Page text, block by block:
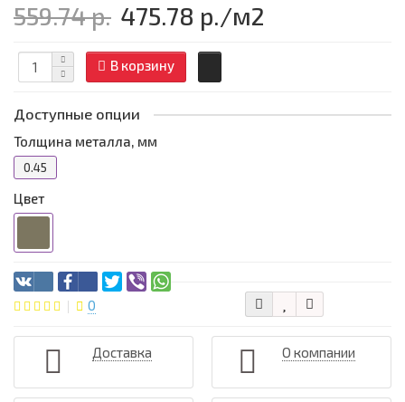
559.74 р. 475.78 р./м2
В корзину
Доступные опции
Толщина металла, мм
0.45
Цвет
0
Доставка О компании